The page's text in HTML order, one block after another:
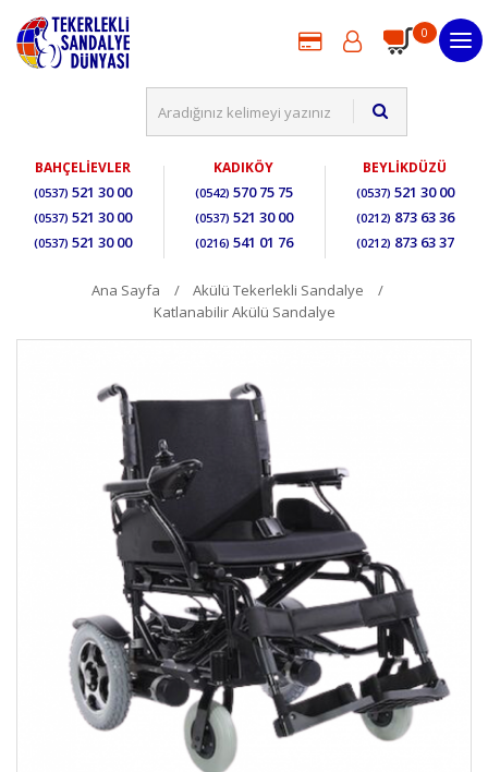
0
BAHÇELİEVLER
(0537) 521 30 00
(0537) 521 30 00
(0537) 521 30 00
KADIKÖY
(0542) 570 75 75
(0537) 521 30 00
(0216) 541 01 76
BEYLİKDÜZÜ
(0537) 521 30 00
(0212) 873 63 36
(0212) 873 63 37
Ana Sayfa
Akülü Tekerlekli Sandalye
Katlanabilir Akülü Sandalye